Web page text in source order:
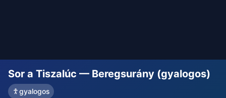
Sor a Tiszalúc — Beregsurány (gyalogos)
gyalogos